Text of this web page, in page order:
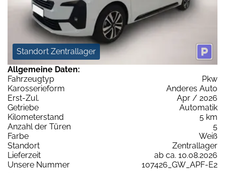
Standort Zentrallager
Allgemeine Daten:
Fahrzeugtyp
Pkw
Karosserieform
Anderes Auto
Erst-Zul.
Apr / 2026
Getriebe
Automatik
Kilometerstand
5 km
Anzahl der Türen
5
Farbe
Weiß
Standort
Zentrallager
Lieferzeit
ab ca. 10.08.2026
Unsere Nummer
107426_GW_APF-E2